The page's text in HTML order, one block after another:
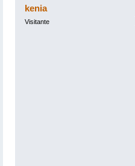
kenia
Visitante